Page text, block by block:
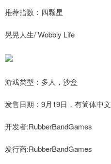
推荐指数：四颗星
晃晃人生/ Wobbly Life
游戏类型：多人，沙盒
发售日期：9月19日，有简体中文
开发者:RubberBandGames
发行商:RubberBandGames